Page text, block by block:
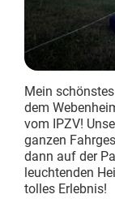
Ideal für
168,00
Enthält 19% MwSt.
zzgl.
Mein
dem
vom IPZV!
ganzen
dann auf der
leuchtenden
tolles Erlebnis!